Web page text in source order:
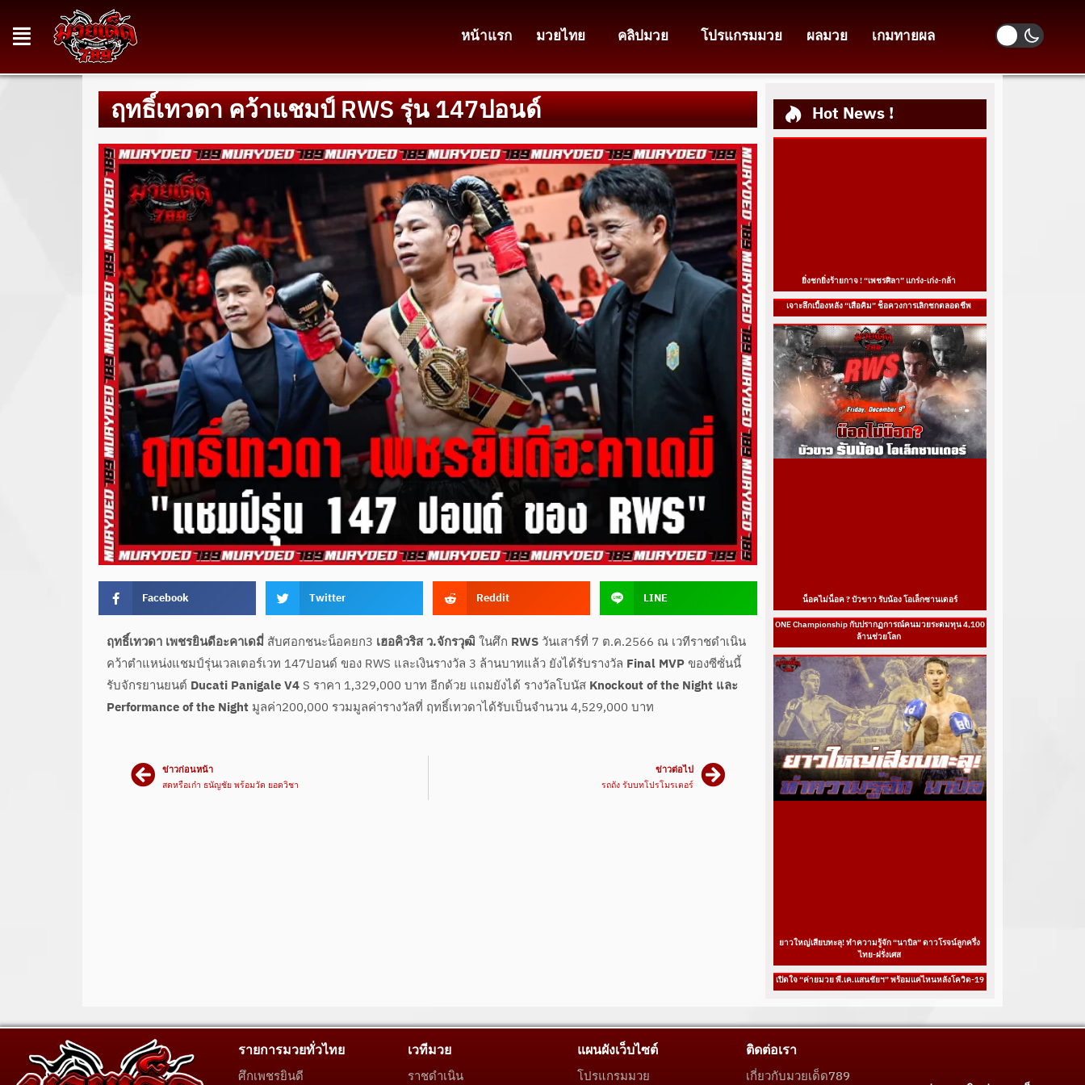
หน้าแรก มวยไทย คลิปมวย โปรแกรมมวย ผลมวย เกมทายผล
ฤทธิ์เทวดา คว้าแชมป์ RWS รุ่น 147ปอนด์
Facebook Twitter Reddit LINE
ฤทธิ์เทวดา เพชรยินดีอะคาเดมี่ สับศอกชนะน็อคยก3 เฮอคิวริส ว.จักรวุฒิในศึก RWS วันเสาร์ที่ 7 ต.ค.2566 ณ เวทีราชดำเนิน
คว้าตำแหน่งแชมป์รุ่นเวลเตอร์เวท 147ปอนด์ ของ RWS และเงินรางวัล 3 ล้านบาทแล้ว ยังได้รับรางวัล Final MVPของซีซั่นนี้
รับจักรยานยนต์ Ducati Panigale V4 S ราคา 1,329,000 บาท อีกด้วย แถมยังได้ รางวัลโบนัส Knockout of the Night และ
Performance of the Night มูลค่า200,000 รวมมูลค่ารางวัลที่ ฤทธิ์เทวดาได้รับเป็นจำนวน 4,529,000 บาท
ข่าวก่อนหน้า
สดหรือเก๋า ธนัญชัย พร้อมวัด ยอดวิชา
ข่าวต่อไป
รถถัง รับบทโปรโมรเตอร์
Hot News !
ยิ่งชกยิ่งร้ายกาจ ! “เพชรศิลา” แกร่ง-เก่ง-กล้า
เจาะลึกเบื้องหลัง “เสือคิม” ช็อควงการเลิกชกตลอดชีพ
น็อคไม่น็อค ? บัวขาว รับน้อง โอเล็กซานเดอร์
ONE Championship กับปรากฏการณ์คนมวยระดมทุน 4,100
ล้านช่วยโลก
ยาวใหญ่เสียบทะลุ! ทำความรู้จัก “นาบิล” ดาวโรจน์ลูกครึ่ง
ไทย-ฝรั่งเศส
เปิดใจ “ค่ายมวย พี.เค.แสนชัยฯ” พร้อมแค่ไหนหลังโควิด-19
รายการมวยทั่วไทย
ศึกเพชรยินดี
เวทีมวย
ราชดำเนิน
แผนผังเว็บไซต์
โปรแกรมมวย
ติดต่อเรา
เกี่ยวกับมวยเด็ด789